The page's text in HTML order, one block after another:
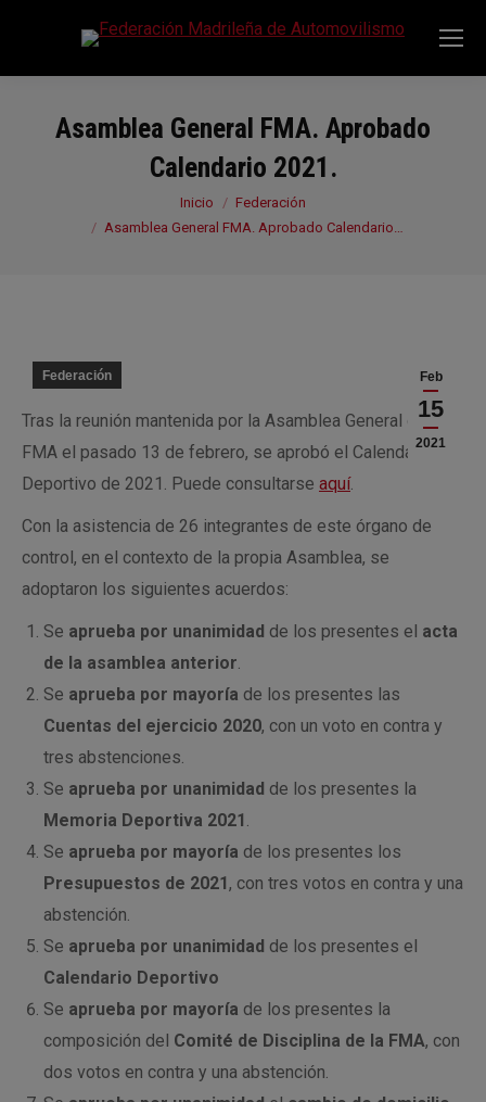
Asamblea General FMA. Aprobado
Calendario 2021.
Inicio
Federación
Asamblea General FMA. Aprobado Calendario…
Feb
15
2021
Federación
Tras la reunión mantenida por la Asamblea General de la
FMA el pasado 13 de febrero, se aprobó el Calendario
Deportivo de 2021. Puede consultarse aquí.
Con la asistencia de 26 integrantes de este órgano de
control, en el contexto de la propia Asamblea, se
adoptaron los siguientes acuerdos:
Se aprueba por unanimidad de los presentes el acta
de la asamblea anterior.
Se aprueba por mayoría de los presentes las
Cuentas del ejercicio 2020, con un voto en contra y
tres abstenciones.
Se aprueba por unanimidad de los presentes la
Memoria Deportiva 2021 .
Se aprueba por mayoría de los presentes los
Presupuestos de 2021, con tres votos en contra y una
abstención.
Se aprueba por unanimidad de los presentes el
Calendario Deportivo
Se aprueba por mayoría de los presentes la
composición del Comité de Disciplina de la FMA, con
dos votos en contra y una abstención.